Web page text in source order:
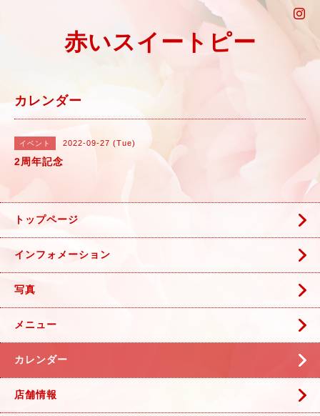
赤いスイートピー
カレンダー
イベント 2022-09-27 (Tue)
2周年記念
トップページ
インフォメーション
写真
メニュー
カレンダー
店舗情報